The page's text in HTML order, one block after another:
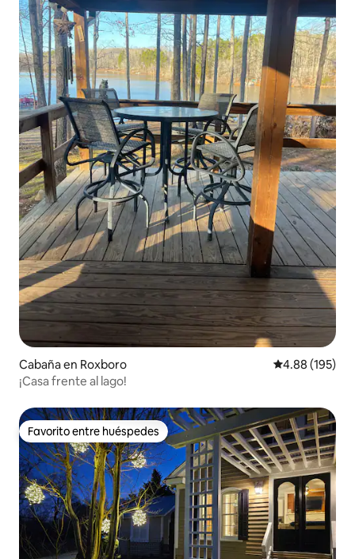
Cabaña en Roxboro Calificación
4.88 (195)
¡Casa frente al lago!
Favorito entre huéspedes
Favorito entre huéspedes